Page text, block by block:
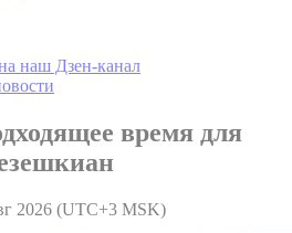
наш Дзен-канал
время для
2026 (UTC+3 MSK)